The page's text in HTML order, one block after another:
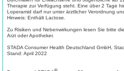
Therapie zur Verfügung steht. Eine über 2 Tage
Loperamid darf nur unter ärztlicher Verordnung
Hinweis: Enthält Lactose.
Zu Risiken und Nebenwirkungen lesen Sie bitte
Arzt oder Apotheker.
STADA Consumer Health Deutschland GmbH,
Stand: April 2022